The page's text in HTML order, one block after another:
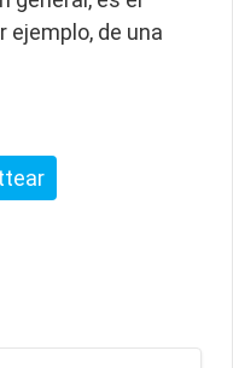
ejemplo, de una